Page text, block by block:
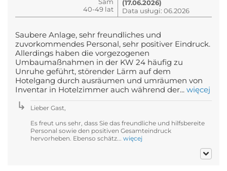
40-49 lat
(17.06.2026)
Data usługi: 06.2026
Saubere Anlage, sehr freundliches und
zuvorkommendes Personal, sehr positiver Eindruck.
Allerdings haben die vorgezogenen
Umbaumaßnahmen in der KW 24 häufig zu
Unruhe geführt, störender Lärm auf dem
Hotelgang durch ausräumen und umräumen von
Inventar in Hotelzimmer auch während der... więcej
Lieber Gast,
Es freut uns sehr, dass Sie das freundliche und hilfsbereite
Personal sowie den positiven Gesamteindruck
hervorheben. Ebenso schätz... więcej